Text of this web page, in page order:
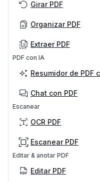
Girar PDF
Organizar PDF
Extraer PDF
PDF con IA
Resumidor de PDF
Chat con PDF
Escanear
OCR PDF
Escanear PDF
Editar & anotar PDF
Editar PDF